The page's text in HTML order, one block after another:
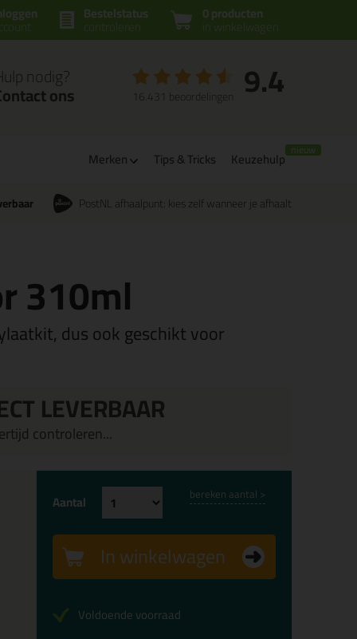
0 producten
in winkelwagen
Bestelstatus
controleren
nodig?
ons 9.4
16.431 beoordelingen
Merken Tips & Tricks Keuzehulp
PostNL afhaalpunt: kies zelf wanneer je afhaalt
310ml
dus ook geschikt voor
LEVERBAAR
controleren...
Aantal bereken aantal >
In winkelwagen
Voldoende voorraad